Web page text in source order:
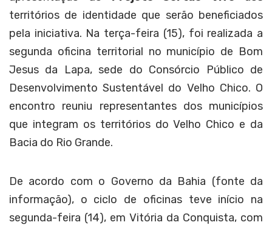
territórios de identidade que serão beneficiados
pela iniciativa. Na terça-feira (15), foi realizada a
segunda oficina territorial no município de Bom
Jesus da Lapa, sede do Consórcio Público de
Desenvolvimento Sustentável do Velho Chico. O
encontro reuniu representantes dos municípios
que integram os territórios do Velho Chico e da
Bacia do Rio Grande.
De acordo com o Governo da Bahia (fonte da
informação), o ciclo de oficinas teve início na
segunda-feira (14), em Vitória da Conquista, com